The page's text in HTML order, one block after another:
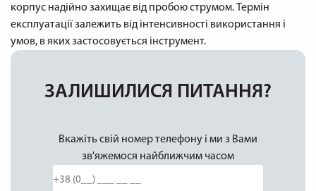
корпус надійно захищає від пробою струмом. Термін
експлуатації залежить від інтенсивності використання і
умов, в яких застосовується інструмент.
ЗАЛИШИЛИСЯ ПИТАННЯ?
Вкажіть свій номер телефону і ми з Вами
зв'яжемося найближчим часом